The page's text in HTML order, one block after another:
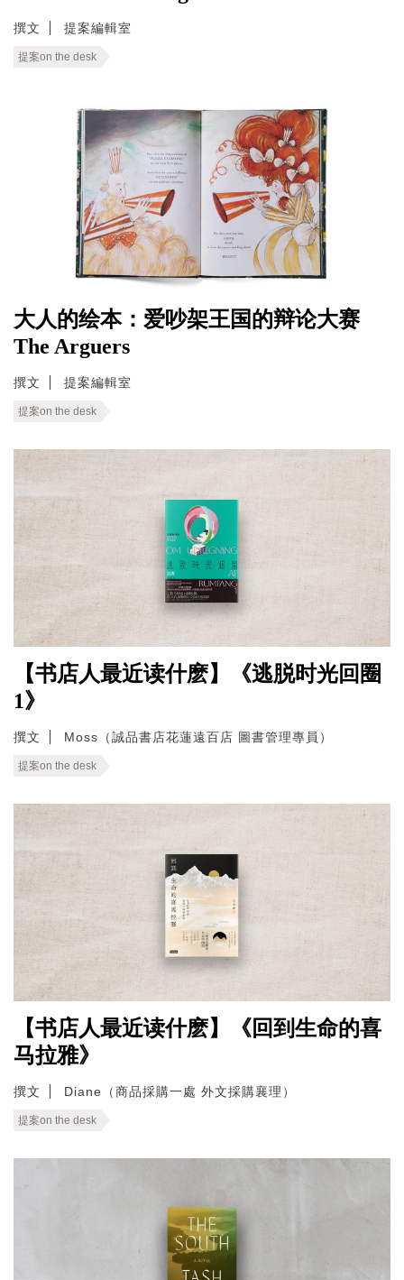
撰文 提案編輯室
提案on the desk
大人的绘本：爱吵架王国的辩论大赛
The Arguers
撰文 提案編輯室
提案on the desk
【书店人最近读什麽】《逃脱时光回圈
1》
撰文 Moss（誠品書店花蓮遠百店 圖書管理專員）
提案on the desk
【书店人最近读什麽】《回到生命的喜
马拉雅》
撰文 Diane（商品採購一處 外文採購襄理）
提案on the desk